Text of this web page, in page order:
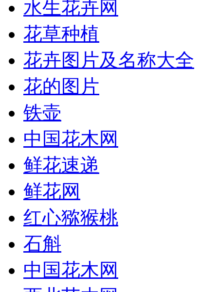
水生花卉网
花草种植
花卉图片及名称大全
花的图片
铁壶
中国花木网
鲜花速递
鲜花网
红心猕猴桃
石斛
中国花木网